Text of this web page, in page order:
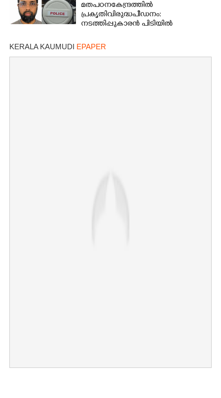
മതപഠന കേന്ദ്രത്തിൽ
പ്രകൃതിവിരുദ്ധ പീഡനം:
നടത്തിപ്പുകാരൻ പിടിയിൽ
KERALA KAUMUDI EPAPER